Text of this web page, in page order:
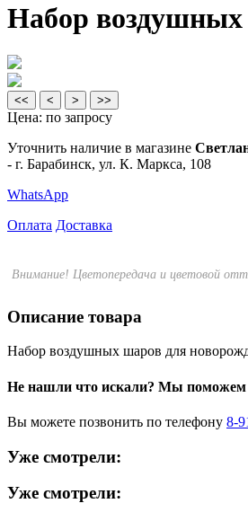
Набор воздушных
<< < > >>
Цена: по запросу
Уточнить наличие в магазине
- г. Барабинск, ул. К. Маркса, 108
WhatsApp
Оплата Доставка
Внимание! Цветопередача и цветовой
Описание товара
Набор воздушных шаров для
Не нашли что искали? Мы поможем
Вы можете позвонить по телефону 8-
Уже смотрели:
Уже смотрели: